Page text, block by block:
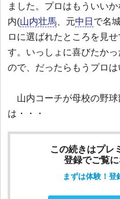
ました。プロはもういい
内(山内壮馬、元中日 で名
ロに選ばれたところを見
す。いっしょに喜びたか
ので、だったらもうプロは
山内コーチが母校の野球
は・・・
この続きはプレ
登録でご覧に
まずは体験！登